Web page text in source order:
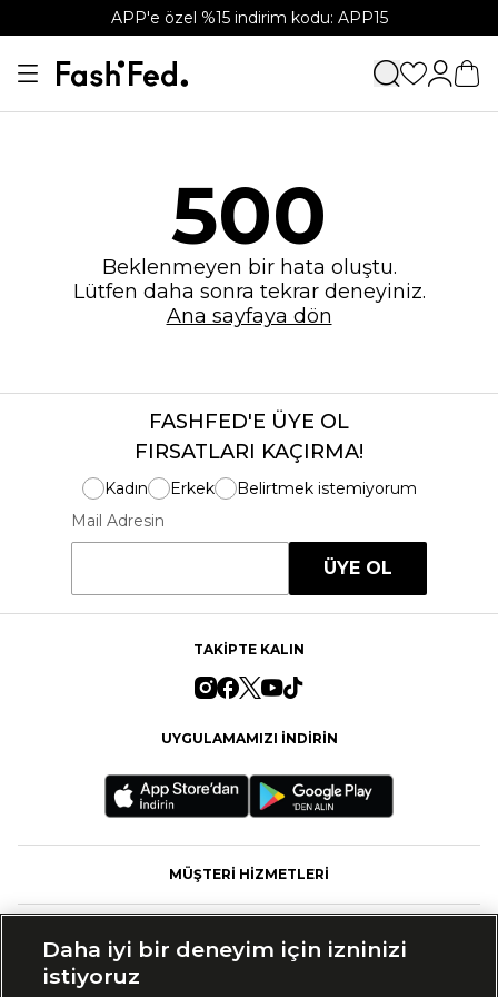
APP'e özel %15 indirim kodu: APP15
500
Beklenmeyen bir hata oluştu.
Lütfen daha sonra tekrar deneyiniz.
Ana sayfaya dön
FASHFED'E ÜYE OL
FIRSATLARI KAÇIRMA!
Kadın Erkek
Belirtmek istemiyorum
Mail Adresin
ÜYE OL
TAKİPTE KALIN
UYGULAMAMIZI İNDİRİN
MÜŞTERİ HİZMETLERİ
Daha iyi bir deneyim için izninizi
istiyoruz